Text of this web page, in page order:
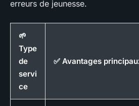
erreurs de jeunesse.
🌱
Type
de
servi
ce
✅ Avantages